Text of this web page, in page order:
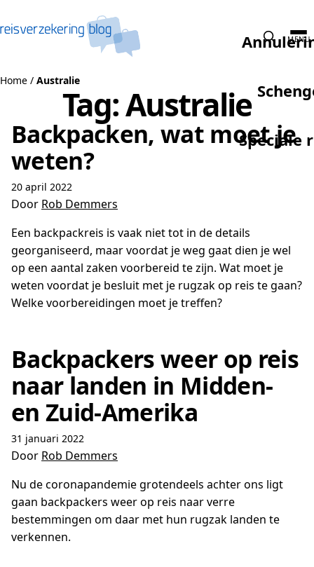
Speciale
MENU
Home / Australie
Tag:Australie
Backpacken, wat moet je
weten?
20 april 2022
Door Rob Demmers
Een backpackreis is vaak niet tot in de details
georganiseerd, maar voordat je weg gaat dien je wel
op een aantal zaken voorbereid te zijn. Wat moet je
weten voordat je besluit met je rugzak op reis te gaan?
Welke voorbereidingen moet je treffen?
Backpackers weer op reis
naar landen in Midden-
en Zuid-Amerika
31 januari 2022
Door Rob Demmers
Nu de coronapandemie grotendeels achter ons ligt
gaan backpackers weer op reis naar verre
bestemmingen om daar met hun rugzak landen te
verkennen.